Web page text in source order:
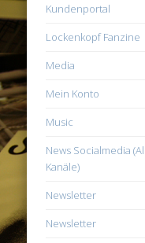
Kundenportal
Lockenkopf Fanzine
Media
Mein Konto
Music
News Socialmedia
Kanäle)
Newsletter
Newsletter